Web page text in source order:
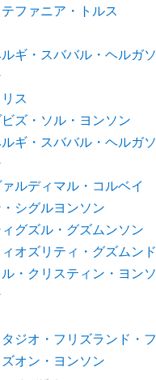
ファニア・トルス
ギ・スババル・ヘルガソ
ス
ズ・ソル・ヨンソン
ギ・スババル・ヘルガソ
ルディマル・コルベイ
シグルヨンソン
グズル・グズムンソン
オズリティ・グズムンド
ル・クリスティン・ヨンソ
ジオ・フリズランド・フ
ズオン・ヨンソン